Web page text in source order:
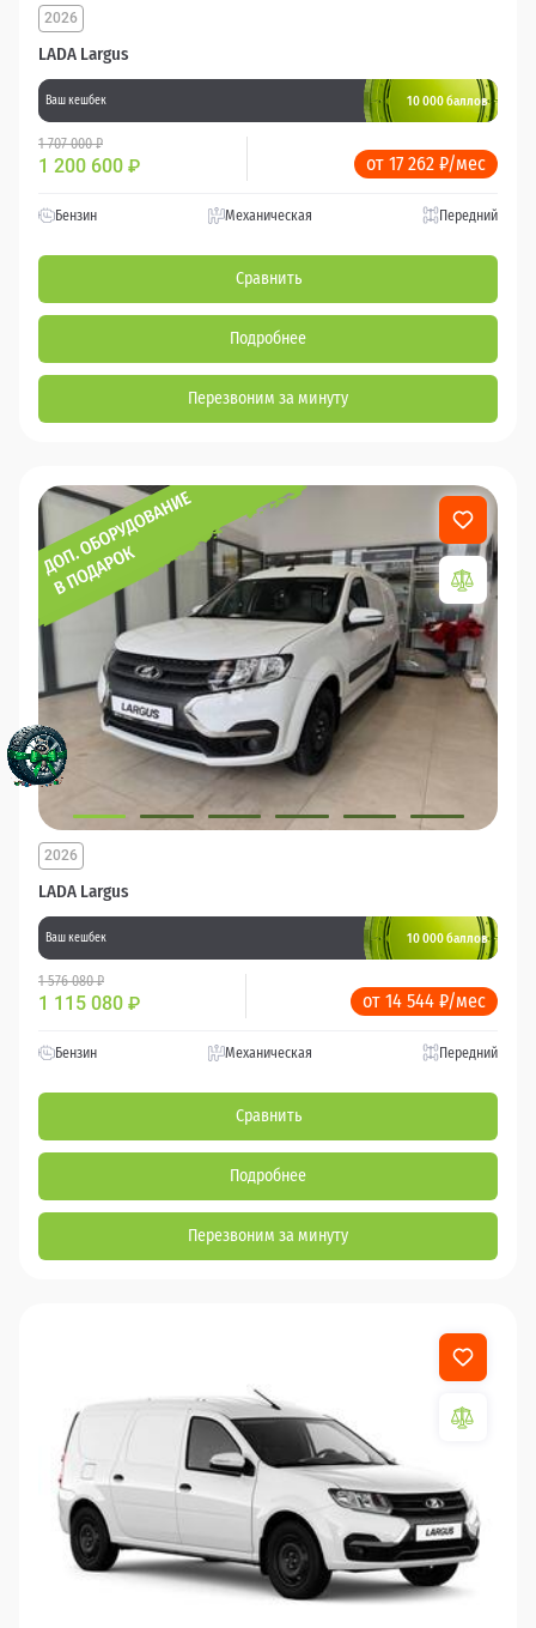
LADA Largus
2026
Ваш кешбек 10 000 баллов
1 707 000 ₽
1 200 600 ₽ от 17 262 ₽/мес
Бензин Механическая Передний
Сравнить
Подробнее
Перезвоним за минуту
LADA Largus
2026
Ваш кешбек 10 000 баллов
1 576 080 ₽
1 115 080 ₽ от 14 544 ₽/мес
Бензин Механическая Передний
Сравнить
Подробнее
Перезвоним за минуту